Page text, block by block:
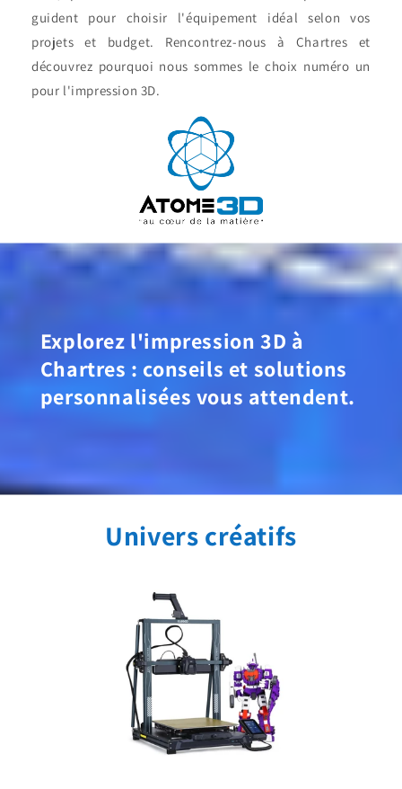
guident pour choisir l'équipement idéal selon vos
projets et budget. Rencontrez-nous à Chartres et
découvrez pourquoi nous sommes le choix numéro un
pour l'impression 3D.
Explorez l'impression 3D à
Chartres : conseils et solutions
personnalisées vous attendent.
Univers créatifs